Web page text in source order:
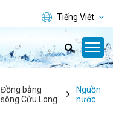
Tiếng Việt
Đồng bằng
sông Cửu Long
Nguồn
nước